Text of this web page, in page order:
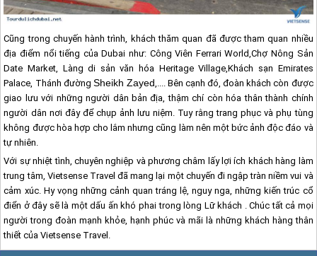
Cũng trong chuyến hành trình, khách thăm quan đã được tham quan nhiều
địa điểm nổi tiếng củaDubai như: Công Viên Ferrari World,Chợ Nông Sản
Date Market, Làng di sản văn hóa Heritage Village,Khách sạn Emirates
Palace, Thánh đường Sheikh Zayed,.... Bên cạnh đó, đoàn khách còn được
giao lưu với những người dân bản địa, thậm chí còn hóa thân thành chính
người dân nơi đây để chụp ảnh lưu niệm. Tuy rằng trang phục và phụ tùng
không được hòa hợp cho lắm nhưng cũng làm nên một bức ảnh độc đáo và
tự nhiên.
Với sự nhiệt tình, chuyên nghiệp và phương châm lấy lợi ích khách hàng làm
trung tâm, Vietsense Travel đã mang lại một chuyến đi ngập tràn niềm vui và
cảm xúc. Hy vọng những cảnh quan tráng lệ, nguy nga, những kiến trúc cổ
điển ở đây sẽ là một dấu ấn khó phai trong lòng Lữ khách . Chúc tất cả mọi
người trong đoàn mạnh khỏe, hạnh phúc và mãi là những khách hàng thân
thiết của Vietsense Travel.